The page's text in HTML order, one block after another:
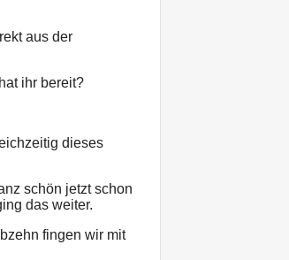
aus der
ihr bereit?
dieses
schön jetzt schon
das weiter.
fingen wir mit